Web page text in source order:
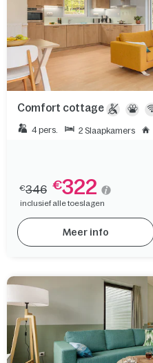
Comfort cottage
4 pers. 2 Slaapkamers
€346 €322
inclusief alle toeslagen
Meer info